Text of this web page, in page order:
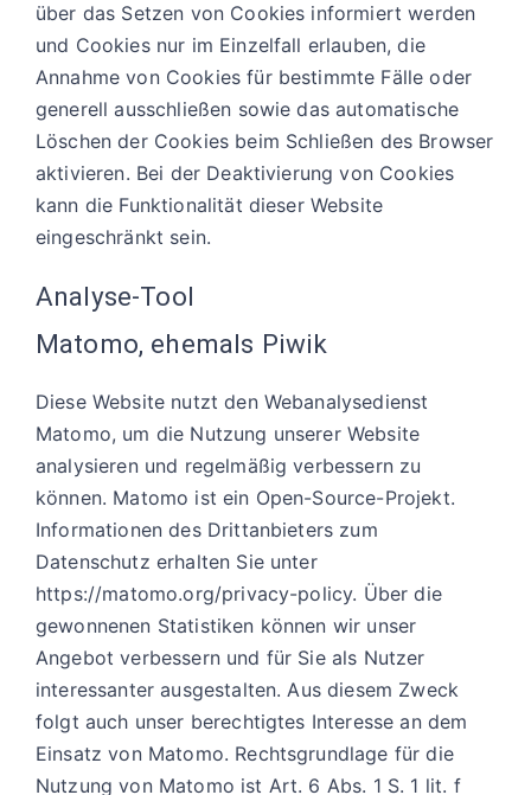
über das Setzen von Cookies informiert werden
und Cookies nur im Einzelfall erlauben, die
Annahme von Cookies für bestimmte Fälle oder
generell ausschließen sowie das automatische
Löschen der Cookies beim Schließen des Browser
aktivieren. Bei der Deaktivierung von Cookies
kann die Funktionalität dieser Website
eingeschränkt sein.
Analyse-Tool
Matomo, ehemals Piwik
Diese Website nutzt den Webanalysedienst
Matomo, um die Nutzung unserer Website
analysieren und regelmäßig verbessern zu
können. Matomo ist ein Open-Source-Projekt.
Informationen des Drittanbieters zum
Datenschutz erhalten Sie unter
https://matomo.org/privacy-policy. Über die
gewonnenen Statistiken können wir unser
Angebot verbessern und für Sie als Nutzer
interessanter ausgestalten. Aus diesem Zweck
folgt auch unser berechtigtes Interesse an dem
Einsatz von Matomo. Rechtsgrundlage für die
Nutzung von Matomo ist Art. 6 Abs. 1 S. 1 lit. f